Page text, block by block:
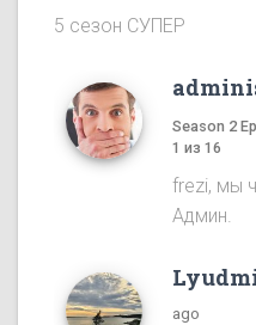
5 сезон СУПЕР
Season 2
1 из 16
frezi, мы
Админ.
ago